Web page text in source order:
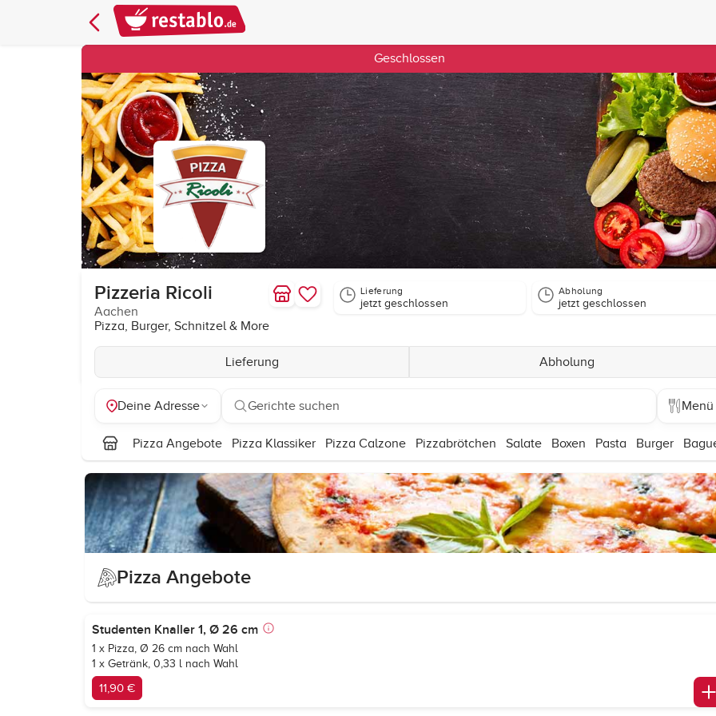
Geschlossen
Pizzeria Ricoli
Aachen
Pizza, Burger, Schnitzel & More
Lieferung
jetzt geschlossen
Abholung
jetzt geschlossen
Lieferung Abholung
Deine Adresse Gerichte suchen Menü
Pizza Angebote Pizza Klassiker Pizza Calzone Pizzabrötchen Salate Boxen Pasta Burger
Pizza Angebote
Studenten Knaller 1, Ø 26 cm
1 x Pizza, Ø 26 cm nach Wahl
1 x Getränk, 0,33 l nach Wahl
11,90 €